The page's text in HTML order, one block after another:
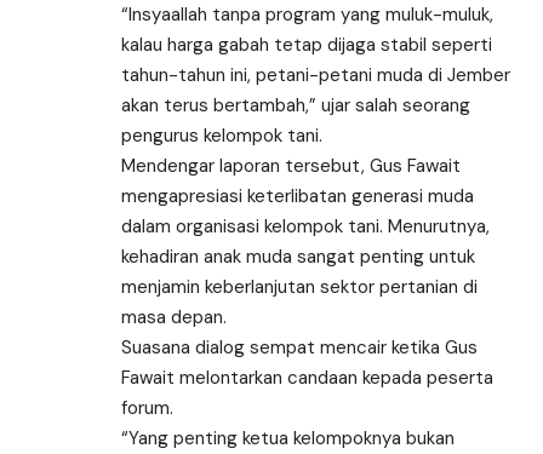
“Insyaallah tanpa program yang muluk-muluk,
kalau harga gabah tetap dijaga stabil seperti
tahun-tahun ini, petani-petani muda di Jember
akan terus bertambah,” ujar salah seorang
pengurus kelompok tani.
Mendengar laporan tersebut, Gus Fawait
mengapresiasi keterlibatan generasi muda
dalam organisasi kelompok tani. Menurutnya,
kehadiran anak muda sangat penting untuk
menjamin keberlanjutan sektor pertanian di
masa depan.
Suasana dialog sempat mencair ketika Gus
Fawait melontarkan candaan kepada peserta
forum.
“Yang penting ketua kelompoknya bukan